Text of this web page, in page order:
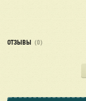
ОТЗЫВЫ (0)